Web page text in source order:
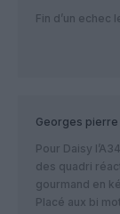
Fin d’un echec
Georges pierre
Pour Daisy
des quadri
gourmand en
Placé aux bi